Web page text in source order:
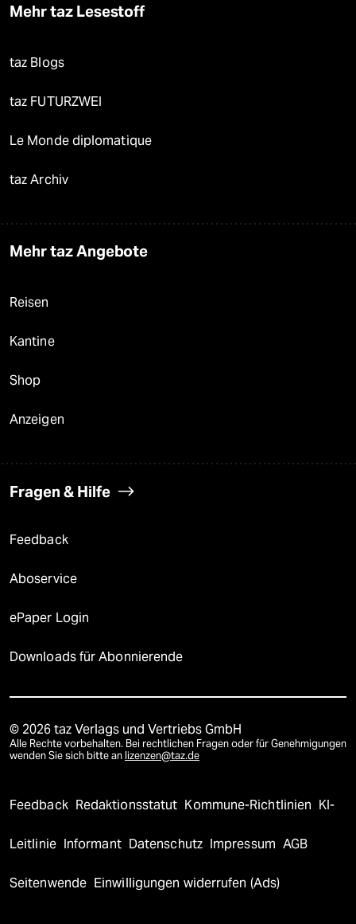
Mehr taz Lesestoff
taz Blogs
taz FUTURZWEI
Le Monde diplomatique
taz Archiv
Mehr taz Angebote
Reisen
Kantine
Shop
Anzeigen
Fragen & Hilfe
Feedback
Aboservice
ePaper Login
Downloads für Abonnierende
© 2026 taz Verlags und Vertriebs GmbH
Alle Rechte vorbehalten. Bei rechtlichen Fragen oder für Genehmigungen
wenden Sie sich bitte an lizenzen@taz.de
Feedback Redaktionsstatut Kommune-Richtlinien KI-
Leitlinie Informant Datenschutz Impressum AGB
Seitenwende Einwilligungen widerrufen (Ads)